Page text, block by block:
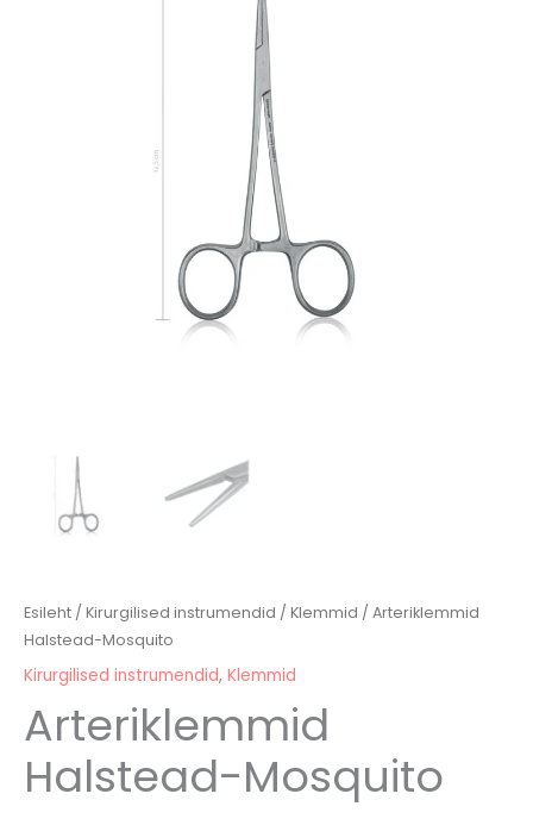
Esileht / Kirurgilised instrumendid / Klemmid / Arteriklemmid
Halstead-Mosquito
Kirurgilised instrumendid, Klemmid
Arteriklemmid
Halstead-Mosquito
18,16 €